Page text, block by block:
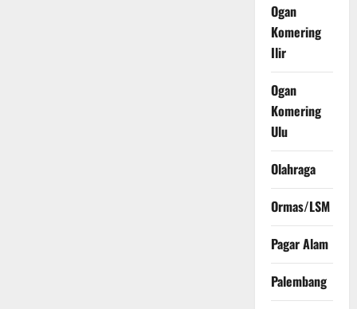
Ogan
Komering
Ilir
Ogan
Komering
Ulu
Olahraga
Ormas/LSM
Pagar Alam
Palembang